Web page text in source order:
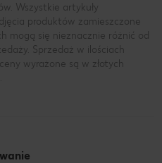
Wszystkie artykuły
produktów zamieszczone
mogą się nieznacznie różnić od
Sprzedaż w ilościach
wyrażone są w złotych